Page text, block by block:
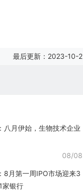
最后更新：2023-10-2
八月伊始，生物技术企业
08/08
8月第一周IPO市场迎来3
家银行